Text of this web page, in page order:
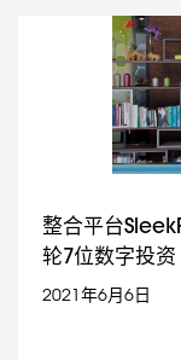
整合平台
轮7位数字投资
2021年6月6日